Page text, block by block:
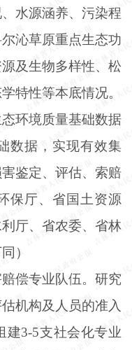
水源涵养、污染程
沁草原重点生态功
及生物多样性、松
特性等本底情况。
环境质量基础数据
数据，实现有效集
鉴定、评估、索赔
保厅、省国土资源
厅、省农委、省林
）
偿专业队伍。研究
机构及人员的准入
建3-5支社会化专业